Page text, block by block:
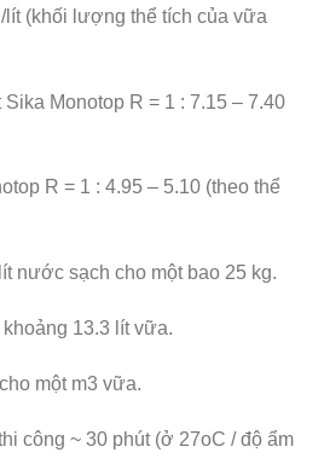
lít (khối lượng thể tích của vữa
Monotop R = 1 : 7.15 – 7.40
R = 1 : 4.95 – 5.10 (theo thể
nước sạch cho một bao 25 kg.
13.3 lít vữa.
một m3 vữa.
công ~ 30 phút (ở 27oC / độ ẩm